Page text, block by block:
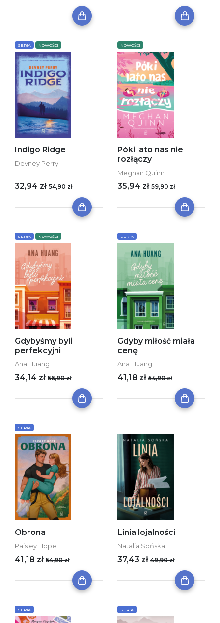
SERIA NOWOŚCI
Indigo Ridge
Devney Perry
32,94 zł 54,90 zł
NOWOŚCI
Póki lato nas nie
rozłączy
Meghan Quinn
35,94 zł 59,90 zł
SERIA NOWOŚCI
Gdybyśmy byli
perfekcyjni
Ana Huang
34,14 zł 56,90 zł
SERIA
Gdyby miłość miała
cenę
Ana Huang
41,18 zł 54,90 zł
SERIA
Obrona
Paisley Hope
41,18 zł 54,90 zł
Linia lojalności
Natalia Sońska
37,43 zł 49,90 zł
SERIA SERIA